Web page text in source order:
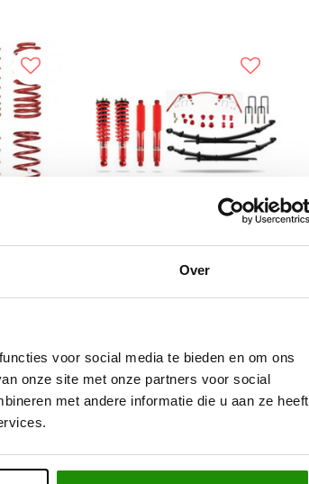
Over
voor social media te bieden en om ons
onze site met onze partners voor social
met andere informatie die u aan ze heeft
Isuzu Dmax
€1.799,00
na verkoop
Advies van
specialisten